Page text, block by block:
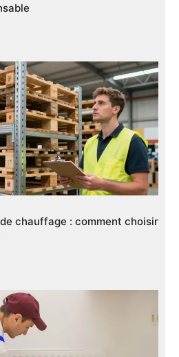
chauffage : comment choisir